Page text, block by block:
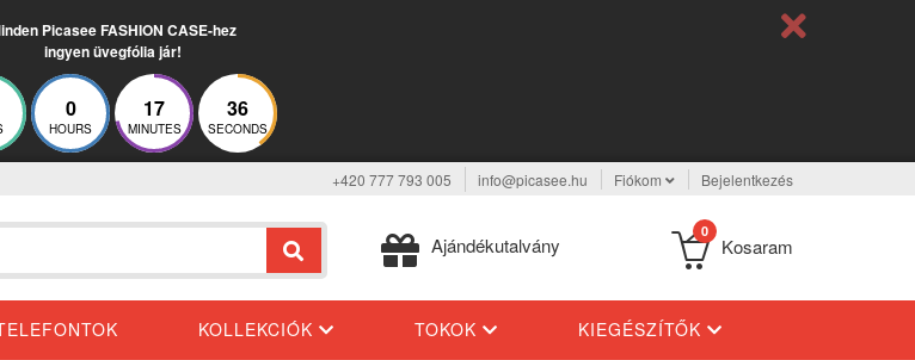
Picasee FASHION CASE-hez
ingyen üvegfólia jár!
0
HOURS
17
MINUTES
35
SECONDS
+420 777 793 005 info@picasee.hu Fiókom Bejelentkezés
Ajándékutalvány
0
Kosaram
KOLLEKCIÓK TOKOK KIEGÉSZÍTŐK